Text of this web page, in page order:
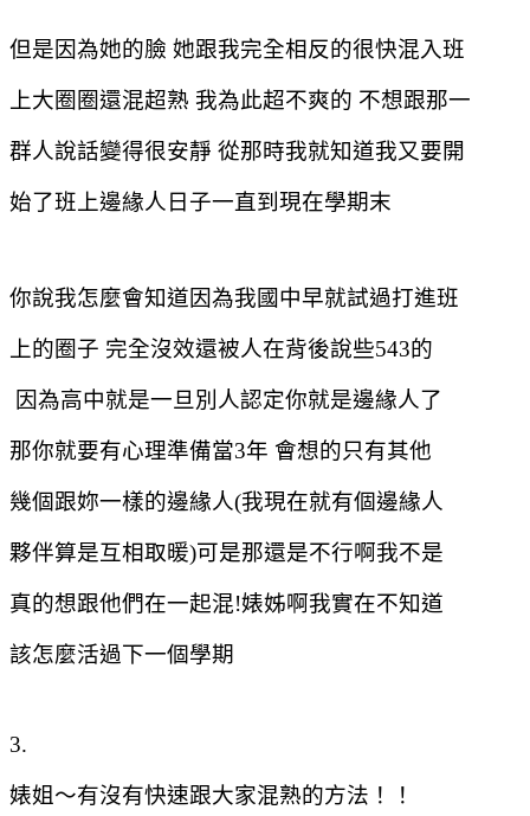
但是因為她的臉 她跟我完全相反的很快混入班
上大圈圈還混超熟 我為此超不爽的 不想跟那一
群人說話變得很安靜 從那時我就知道我又要開
始了班上邊緣人日子一直到現在學期末
你說我怎麼會知道因為我國中早就試過打進班
上的圈子 完全沒效還被人在背後說些543的
因為高中就是一旦別人認定你就是邊緣人了
那你就要有心理準備當3年 會想的只有其他
幾個跟妳一樣的邊緣人(我現在就有個邊緣人
夥伴算是互相取暖)可是那還是不行啊我不是
真的想跟他們在一起混!婊姊啊我實在不知道
該怎麼活過下一個學期
3.
婊姐～有沒有快速跟大家混熟的方法！！